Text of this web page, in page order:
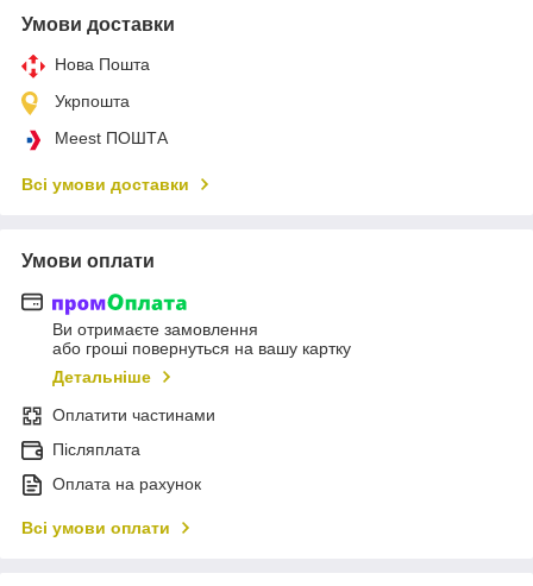
Умови доставки
Нова Пошта
Укрпошта
Meest ПОШТА
Всі умови доставки
Умови оплати
Ви отримаєте замовлення
або гроші повернуться на вашу картку
Детальніше
Оплатити частинами
Післяплата
Оплата на рахунок
Всі умови оплати